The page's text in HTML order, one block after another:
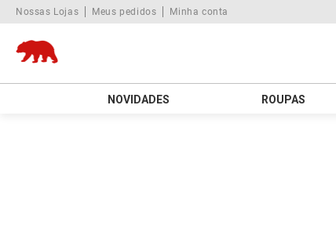
Nossas Lojas Meus pedidos Minha conta
NOVIDADES ROUPAS